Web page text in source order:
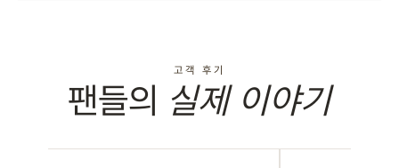
고객 후기
팬들의 실제 이야기